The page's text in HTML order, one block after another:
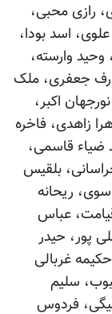
رازی محبی،
اسد بودا،
وحید وارسته،
جعفری، ملک
اکبر،
زاهدی، فاخره
قاسمی،
بلقیس
ریحانه
عباس
پور، حیدر
غربالی
سلیم
فردوس